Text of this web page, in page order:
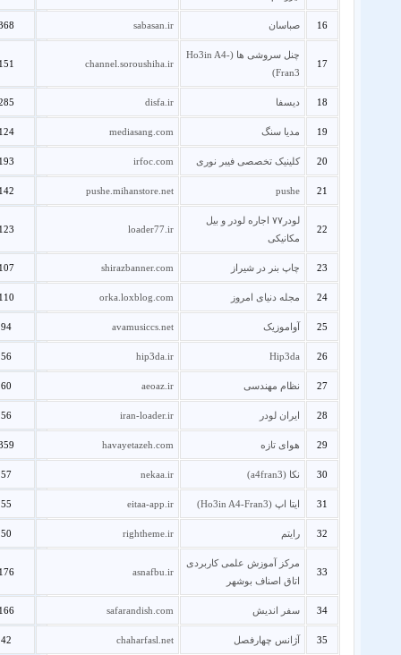
16 صباسان sabasan.ir
17
چنل سروشی ها (Ho3in A4-
Fran3)
channel.soroushiha.ir
18 دیسفا disfa.ir
19 مدیا سنگ mediasang.com
20 کلینیک تخصصی فیبر نوری irfoc.com
21
pushe
pushe.mihanstore.net
22
لودر۷۷ اجاره لودر و بیل
مکانیکی
loader77.ir
23 چاپ بنر در شیراز shirazbanner.com
24 مجله دنیای امروز orka.loxblog.com
25 آواموزیک avamusiccs.net
94
26
Hip3da
hip3da.ir
56
27 نظام مهندسی aeoaz.ir
60
28 ایران لودر iran-loader.ir
56
29 هوای تازه havayetazeh.com
30 نکا (a4fran3) nekaa.ir
57
31 ایتا اپ (Ho3in A4-Fran3) eitaa-app.ir
55
32 رایتم rightheme.ir
50
33
مرکز آموزش علمی کاربردی
اتاق اصناف بوشهر
asnafbu.ir
34 سفر اندیش safarandish.com
35 آژانس چهارفصل chaharfasl.net
42